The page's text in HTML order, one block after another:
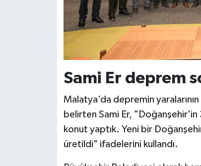
Sami Er deprem
Malatya’da depremin yaralarının
belirten Sami Er, "Doğanşehir'in
konut yaptık. Yeni bir
üretildi" ifadelerini kullandı.